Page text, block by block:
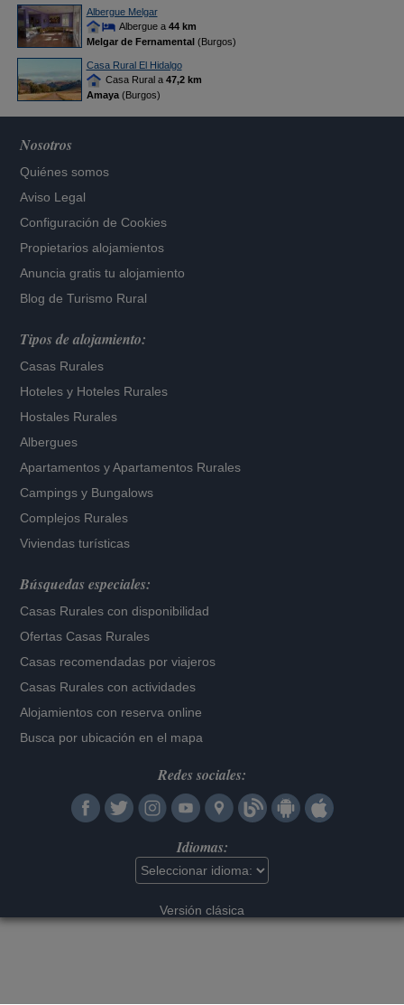
Albergue Melgar
Albergue a 44 km
Melgar de Fernamental(Burgos)
Casa Rural El Hidalgo
Casa Rural a 47,2 km
Amaya(Burgos)
Nosotros
Quiénes somos
Aviso Legal
Configuración de Cookies
Propietarios alojamientos
Anuncia gratis tu alojamiento
Blog de Turismo Rural
Tipos de alojamiento:
Casas Rurales
Hoteles y Hoteles Rurales
Hostales Rurales
Albergues
Apartamentos yApartamentos Rurales
Campings y Bungalows
Complejos Rurales
Viviendas turísticas
Búsquedas especiales:
Casas Rurales con disponibilidad
Ofertas Casas Rurales
Casas recomendadas por viajeros
Casas Rurales con actividades
Alojamientos con reserva online
Busca por ubicación en el mapa
Redes sociales:
Idiomas:
Versión clásica